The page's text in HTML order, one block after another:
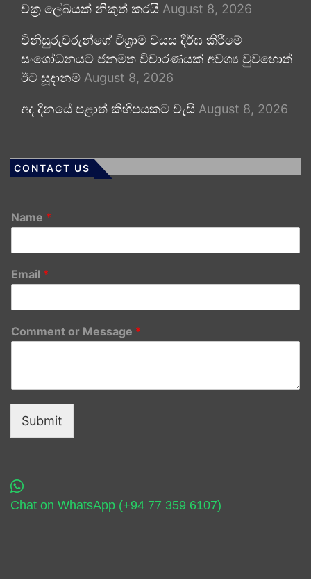
චක්‍ර ලේඛයක් නිකුත් කරයි August 8, 2026
විනිසුරුවරුන්ගේ විශ්‍රාම වයස දීර්ඝ කිරීමේ
සංශෝධනයට ජනමත විචාරණයක් අවශ්‍ය වුවහොත්
ඊට සූදානම් August 8, 2026
අද දිනයේ පළාත් කිහිපයකට වැසි August 8, 2026
CONTACT US
Name *
Email *
Comment or Message *
Submit
Chat on WhatsApp (+94 77 359 6107)